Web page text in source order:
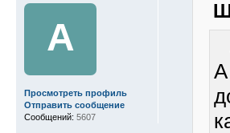
А
A
Просмотреть профиль
Отправить сообщение
Сообщений: 5607